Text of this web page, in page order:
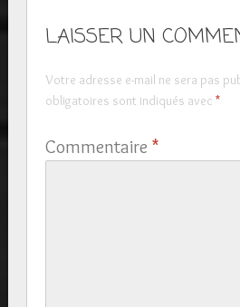
LAISSER UN
Votre adresse e-mail ne sera pas
obligatoires sont indiqués avec *
Commentaire *